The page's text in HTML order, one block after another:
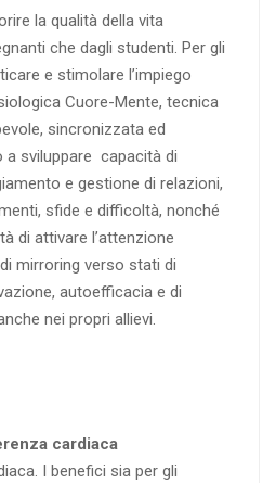
la qualità della vita
che dagli studenti. Per gli
e stimolare l’impiego
Cuore-Mente, tecnica
sincronizzata ed
a sviluppare capacità di
e gestione di relazioni,
sfide e difficoltà, nonché
di attivare l’attenzione
mirroring verso stati di
autoefficacia e di
nei propri allievi.
cardiaca
I benefici sia per gli